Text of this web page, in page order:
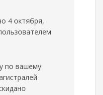
4 октября,
по вашему